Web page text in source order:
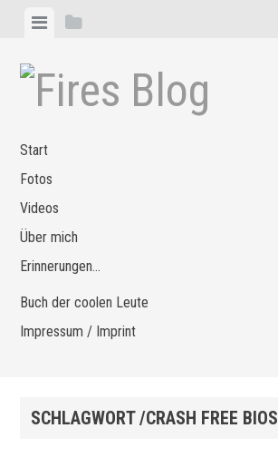
Zum
springen
MenüSeitenleiste
Start
Fotos
Videos
Über mich
Erinnerungen…
Buch der coolen Leute
Impressum / Imprint
SCHLAGWORT /CRASH FREE BIOS